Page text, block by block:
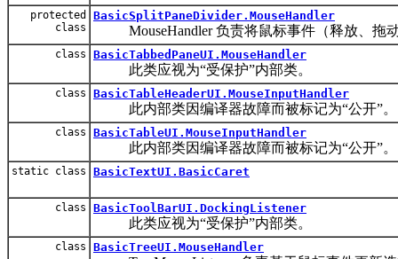
protected
class
BasicSplitPaneDivider.MouseHandler
MouseHandler 负责将鼠标事件（释放、拖
class BasicTabbedPaneUI.MouseHandler
此类应视为“受保护”内部类。
class BasicTableHeaderUI.MouseInputHandler
此内部类因编译器故障而被标记为“公开”。
class BasicTableUI.MouseInputHandler
此内部类因编译器故障而被标记为“公开”。
static class BasicTextUI.BasicCaret
class BasicToolBarUI.DockingListener
此类应视为“受保护”内部类。
class BasicTreeUI.MouseHandler